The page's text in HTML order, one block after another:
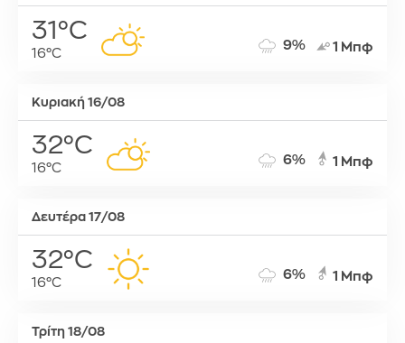
31°C
16°C
9% 1 Μπφ
Κυριακή 16/08
32°C
16°C
6% 1 Μπφ
Δευτέρα 17/08
32°C
16°C
6% 1 Μπφ
Τρίτη 18/08